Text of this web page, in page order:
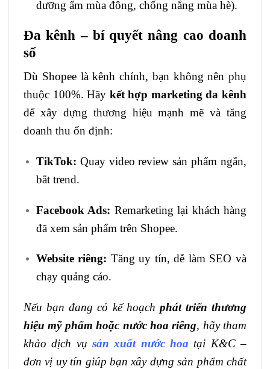
dưỡng ẩm mùa đông, chống nắng mùa hè).
Đa kênh – bí quyết nâng cao doanh
số
Dù Shopee là kênh chính, bạn không nên phụ
thuộc 100%. Hãy kết hợp marketing đa kênh
để xây dựng thương hiệu mạnh mẽ và tăng
doanh thu ổn định:
TikTok: Quay video review sản phẩm ngắn,
bắt trend.
Facebook Ads: Remarketing lại khách hàng
đã xem sản phẩm trên Shopee.
Website riêng: Tăng uy tín, dễ làm SEO và
chạy quảng cáo.
Nếu bạn đang có kế hoạch phát triển thương
hiệu mỹ phẩm hoặc nước hoa riêng, hãy tham
khảo dịch vụ sản xuất nước hoa tại K&C –
đơn vị uy tín giúp bạn xây dựng sản phẩm chất